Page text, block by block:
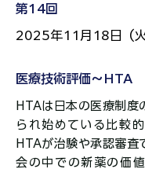
第14回
2025年11月18日（火
医療技術評価～HTA
​HTAは日本の医療制度
られ始めている比較
HTAが治験や承認審査
会の中での新薬の価